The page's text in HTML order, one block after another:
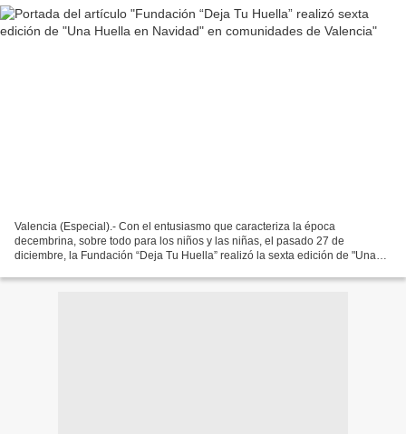
Valencia (Especial).- Con el entusiasmo que caracteriza la época
decembrina, sobre todo para los niños y las niñas, el pasado 27 de
diciembre, la Fundación “Deja Tu Huella” realizó la sexta edición de "Una